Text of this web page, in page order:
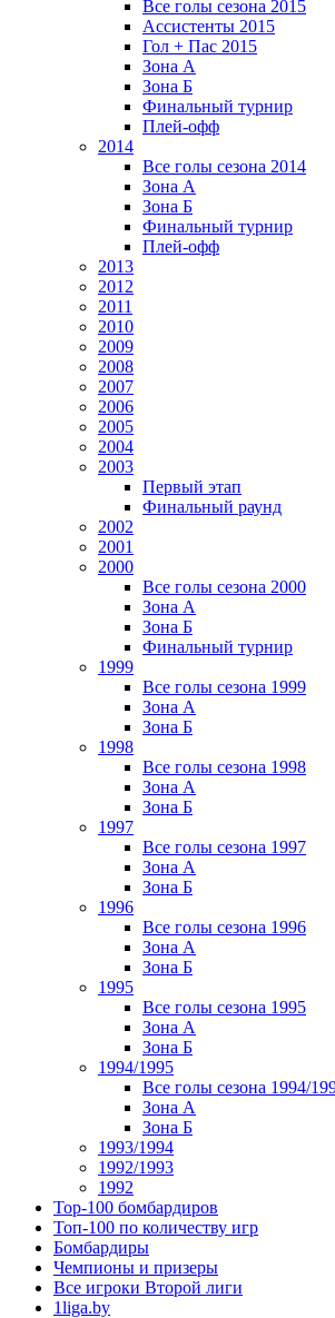
Все голы сезона 2015
Ассистенты 2015
Гол + Пас 2015
Зона А
Зона Б
Финальный турнир
Плей-офф
2014
Все голы сезона 2014
Зона А
Зона Б
Финальный турнир
Плей-офф
2013
2012
2011
2010
2009
2008
2007
2006
2005
2004
2003
Первый этап
Финальный раунд
2002
2001
2000
Все голы сезона 2000
Зона А
Зона Б
Финальный турнир
1999
Все голы сезона 1999
Зона А
Зона Б
1998
Все голы сезона 1998
Зона А
Зона Б
1997
Все голы сезона 1997
Зона А
Зона Б
1996
Все голы сезона 1996
Зона А
Зона Б
1995
Все голы сезона 1995
Зона А
Зона Б
1994/1995
Все голы сезона 1994/
Зона А
Зона Б
1993/1994
1992/1993
1992
Top-100 бомбардиров
Топ-100 по количеству игр
Бомбардиры
Чемпионы и призеры
Все игроки Второй лиги
1liga.by